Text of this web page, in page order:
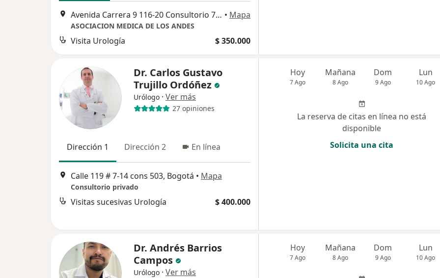
Avenida Carrera 9 116-20 Consultorio 701, Bogotá • Mapa
ASOCIACION MEDICA DE LOS ANDES
Visita Urología $ 350.000
Dr. Carlos Gustavo
Trujillo Ordóñez
Urólogo · Ver más
27 opiniones
Dirección 1 Dirección 2 En línea
Calle 119 # 7-14 cons 503, Bogotá • Mapa
Consultorio privado
Visitas sucesivas Urología $ 400.000
Hoy
7 Ago
Mañana
8 Ago
Dom
9 Ago
Lun
10 Ago
La reserva de citas en línea no está
disponible
Solicita una cita
Dr. Andrés Barrios
Campos
Urólogo · Ver más
Hoy
7 Ago
Mañana
8 Ago
Dom
9 Ago
Lun
10 Ago